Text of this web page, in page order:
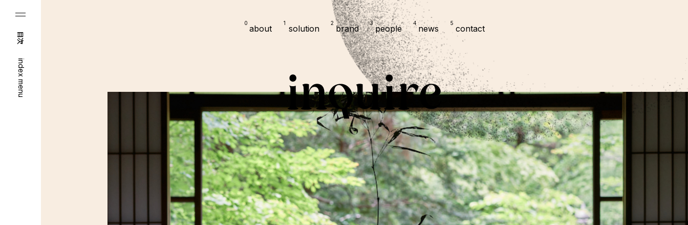
目次
index menu
0
about
1
solution
2
brand
3
people
4
news
5
contact